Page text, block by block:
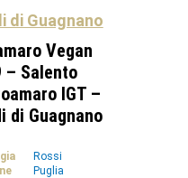
Guagnano
di Guagnano
Vegan
– Salento
IGT –
di Guagnano
Rossi
Puglia